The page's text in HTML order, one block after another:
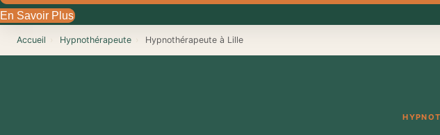
En Savoir Plus
Accueil Hypnothérapeute Hypnothérapeute à Lille